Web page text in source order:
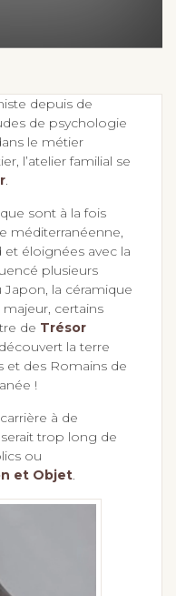
de psychologie
le métier
l’atelier familial se
sont à la fois
méditerranéenne,
éloignées avec la
plusieurs
la céramique
certains
de
Trésor
la terre
et des Romains de
!
à de
trop long de
ou
et Objet